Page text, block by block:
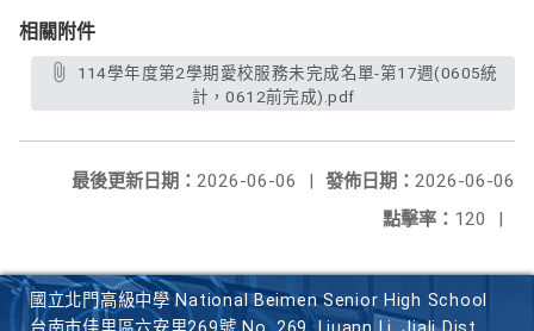
相關附件
計，0612前完成).pdf
發佈日期： 2026-06-06
最後更新日期： 2026-06-06
|
點擊率： 120 |
國立北門高級中學 National Beimen Senior High School